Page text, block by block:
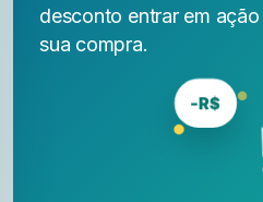
desconto entrar em
sua compra.
-R$